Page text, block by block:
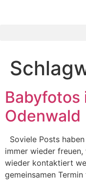
Babyfotos
Odenwald
Soviele Posts
immer wieder
wieder kontaktiert
gemeinsamen